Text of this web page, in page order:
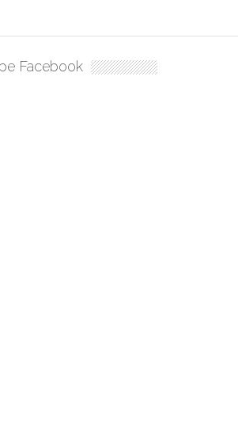
mari! Sara Nukina are nevoie de ajutorul
Facebook